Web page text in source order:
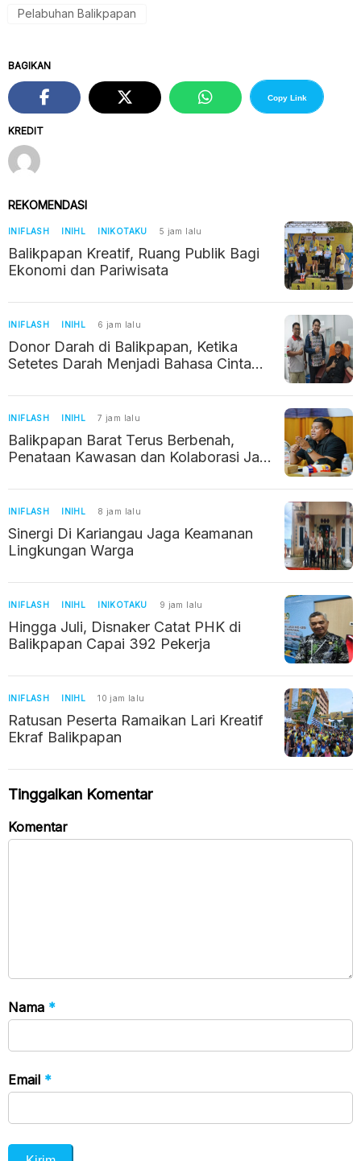
Pelabuhan Balikpapan
KREDIT
BAGIKAN
Copy Link
REKOMENDASI
INIFLASH INIHL INIKOTAKU 5 jam lalu
Balikpapan Kreatif, Ruang Publik Bagi
Ekonomi dan Pariwisata
INIFLASH INIHL 6 jam lalu
Donor Darah di Balikpapan, Ketika
Setetes Darah Menjadi Bahasa Cinta
INIFLASH INIHL 7 jam lalu
Balikpapan Barat Terus Berbenah,
Penataan Kawasan dan Kolaborasi Jadi
INIFLASH INIHL 8 jam lalu
Sinergi Di Kariangau Jaga Keamanan
Lingkungan Warga
INIFLASH INIHL INIKOTAKU 9 jam lalu
Hingga Juli, Disnaker Catat PHK di
Balikpapan Capai 392 Pekerja
INIFLASH INIHL 10 jam lalu
Ratusan Peserta Ramaikan Lari Kreatif
Ekraf Balikpapan
Tinggalkan Komentar
Komentar
Nama *
Email *